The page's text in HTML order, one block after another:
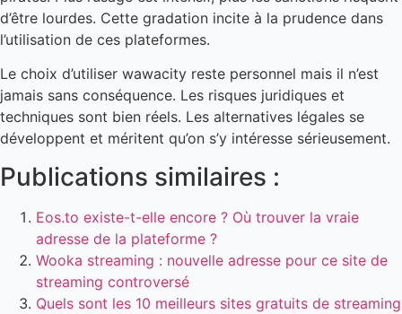
d’être lourdes. Cette gradation incite à la prudence dans
l’utilisation de ces plateformes.
Le choix d’utiliser wawacity reste personnel mais il n’est
jamais sans conséquence. Les risques juridiques et
techniques sont bien réels. Les alternatives légales se
développent et méritent qu’on s’y intéresse sérieusement.
Publications similaires :
Eos.to existe-t-elle encore ? Où trouver la vraie
adresse de la plateforme ?
Wooka streaming : nouvelle adresse pour ce site de
streaming controversé
Quels sont les 10 meilleurs sites gratuits de streaming